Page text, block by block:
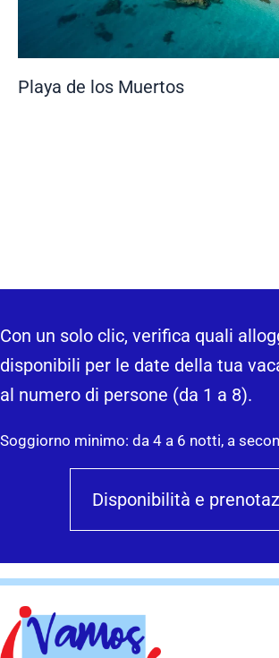
Playa de los Muertos
Con un solo clic, verifica quali
disponibili per le date della tua
al numero di persone (da 1 a 8).
Soggiorno minimo: da 4 a 6 notti, a
Disponibilità e